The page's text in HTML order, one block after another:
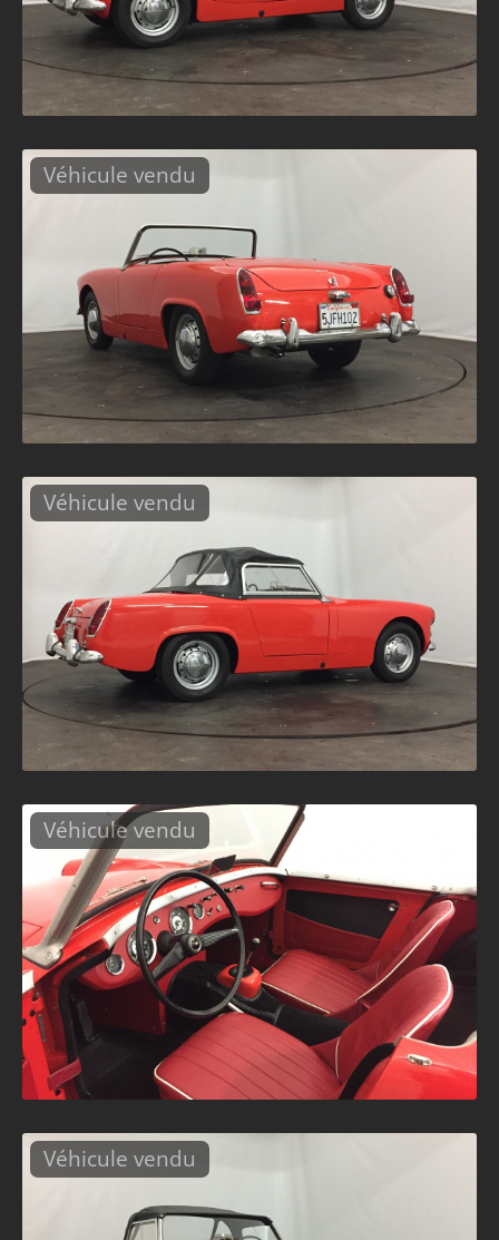
Véhicule vendu
Véhicule vendu
Véhicule vendu
Véhicule vendu